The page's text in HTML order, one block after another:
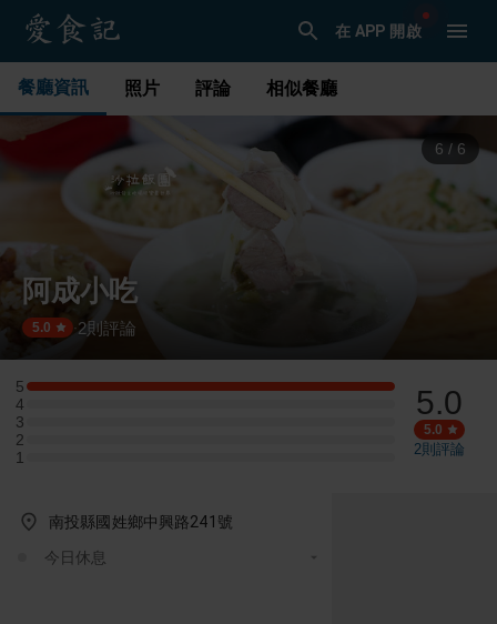
在 APP 開啟
餐廳資訊 照片 評論 相似餐廳
1 / 6
阿成小吃
5.0 ·2則評論
5
5 星：1 則評論
4
4 星：0 則評論
3
3 星：0 則評論
2
2 星：0 則評論
1
1 星：0 則評論
5.0
5.0
2則評論
南投縣國姓鄉中興路241號
今日休息